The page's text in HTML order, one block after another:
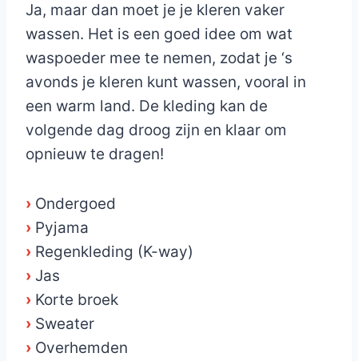
Ja, maar dan moet je je kleren vaker
wassen. Het is een goed idee om wat
waspoeder mee te nemen, zodat je ‘s
avonds je kleren kunt wassen, vooral in
een warm land. De kleding kan de
volgende dag droog zijn en klaar om
opnieuw te dragen!
› Ondergoed
› Pyjama
› Regenkleding (K-way)
› Jas
› Korte broek
› Sweater
› Overhemden